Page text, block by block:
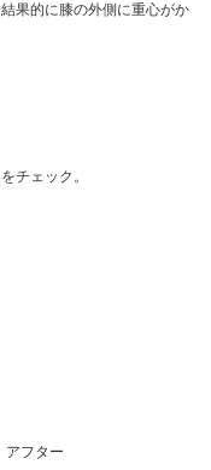
果的に膝の外側に重心がか
チェック。
ター